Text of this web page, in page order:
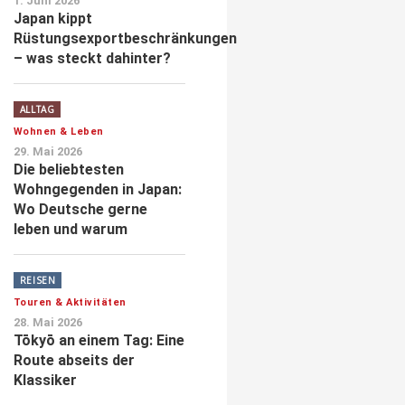
Japan kippt
Rüstungsexportbeschränkungen
– was steckt dahinter?
ALLTAG
Wohnen & Leben
29. Mai 2026
Die beliebtesten
Wohngegenden in Japan:
Wo Deutsche gerne
leben und warum
REISEN
Touren & Aktivitäten
28. Mai 2026
Tōkyō an einem Tag: Eine
Route abseits der
Klassiker